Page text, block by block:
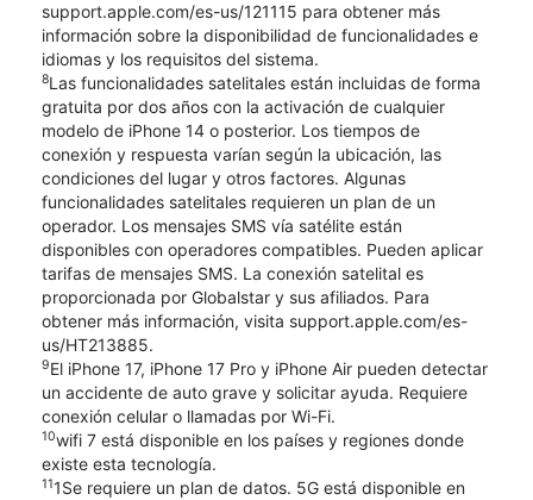
support.apple.com/es-us/121115 para obtener más
información sobre la disponibilidad de funcionalidades e
idiomas y los requisitos del sistema.
8Las funcionalidades satelitales están incluidas de forma
gratuita por dos años con la activación de cualquier
modelo de iPhone 14 o posterior. Los tiempos de
conexión y respuesta varían según la ubicación, las
condiciones del lugar y otros factores. Algunas
funcionalidades satelitales requieren un plan de un
operador. Los mensajes SMS vía satélite están
disponibles con operadores compatibles. Pueden aplicar
tarifas de mensajes SMS. La conexión satelital es
proporcionada por Globalstar y sus afiliados. Para
obtener más información, visita support.apple.com/es-
us/HT213885.
9El iPhone 17, iPhone 17 Pro y iPhone Air pueden detectar
un accidente de auto grave y solicitar ayuda. Requiere
conexión celular o llamadas por Wi-Fi.
10wifi 7 está disponible en los países y regiones donde
existe esta tecnología.
111Se requiere un plan de datos. 5G está disponible en